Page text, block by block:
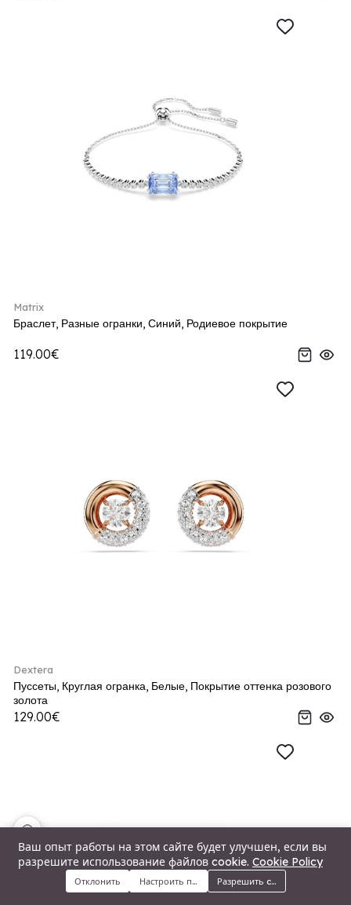
Меню Категории Поиск Корзина
Matrix
Браслет, Разные огранки, Синий, Родиевое покрытие
119.00€
Dextera
Пуссеты, Круглая огранка, Белые, Покрытие оттенка розового
золота
129.00€
Ваш опыт работы на этом сайте будет улучшен, если вы
разрешите использование файлов cookie. Cookie Policy
Отклонить Настроить предпочтенияРазрешить cookie
🍪